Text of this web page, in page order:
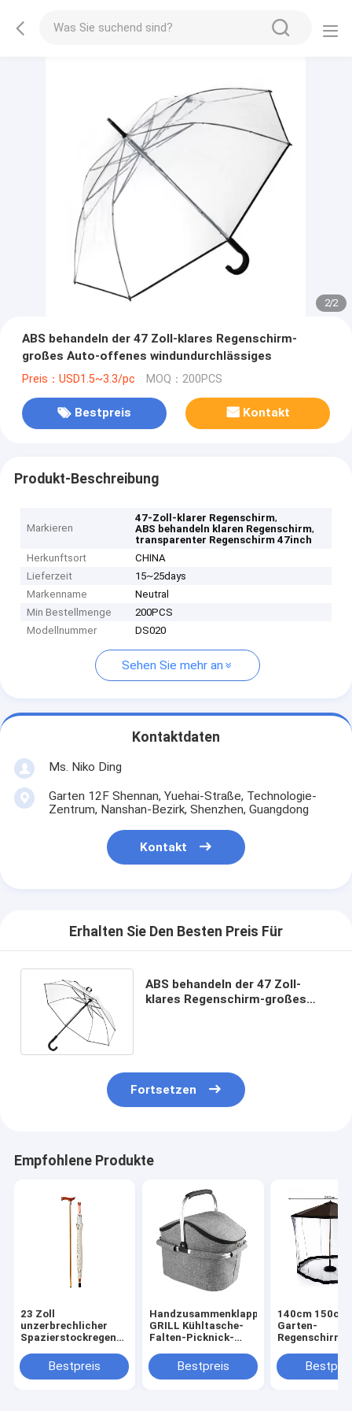
2/2
ABS behandeln der 47 Zoll-klares Regenschirm-
großes Auto-offenes windundurchlässiges
Preis：USD1.5~3.3/pc MOQ：200PCS
Bestpreis Kontakt
Produkt-Beschreibung
Markieren
47-Zoll-klarer Regenschirm,
ABS behandeln klaren Regenschirm,
transparenter Regenschirm 47inch
Herkunftsort
CHINA
Lieferzeit
15~25days
Markenname
Neutral
Min Bestellmenge
200PCS
Modellnummer
DS020
Sehen Sie mehr an
Kontaktdaten
Ms. Niko Ding
Garten 12F Shennan, Yuehai-Straße, Technologie-
Zentrum, Nanshan-Bezirk, Shenzhen, Guangdong
Kontakt
Erhalten Sie Den Besten Preis Für
ABS behandeln der 47 Zoll-
klares Regenschirm-großes
Fortsetzen
Empfohlene Produkte
23 Zoll
unzerbrechlicher
Spazierstockregenschirm
Bestpreis
Handzusammenklappbarer
GRILL Kühltasche-
Falten-Picknick-
Bestpreis
140cm 150cm
Garten-
Regenschirm-
Sonnenschirm
Garten-1kg im